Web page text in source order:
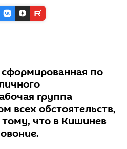
по
группа
всех обстоятельств,
что в Кишинев